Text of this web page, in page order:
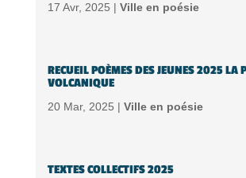
17 Avr, 2025 | Ville en poésie
RECUEIL POÈMES DES JEUNES 2025 LA
VOLCANIQUE
20 Mar, 2025 | Ville en poésie
TEXTES COLLECTIFS 2025